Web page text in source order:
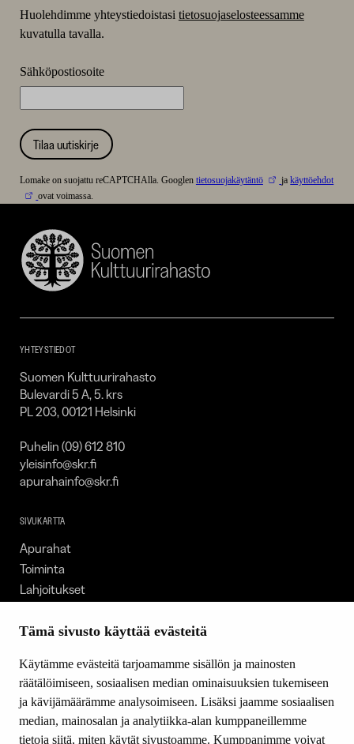
Tämä sivusto käyttää evästeitä
Käytämme evästeitä tarjoamamme sisällön ja mainosten
räätälöimiseen, sosiaalisen median ominaisuuksien tukemiseen
ja kävijämäärämme analysoimiseen. Lisäksi jaamme sosiaalisen
median, mainosalan ja analytiikka-alan kumppaneillemme
tietoja siitä, miten käytät sivustoamme. Kumppanimme voivat
Huolehdimme yhteystiedoistasi tietosuojaselosteessamme
kuvatulla tavalla.
Sähköpostiosoite
Tilaa uutiskirje
Lomake on suojattu reCAPTCHAlla. Googlen tietosuojakäytäntö jakäyttöehdot
ovat voimassa.
Suomen
Kulttuurirahasto
YHTEYSTIEDOT
Suomen Kulttuurirahasto
Bulevardi 5 A, 5. krs
PL 203, 00121 Helsinki
Puhelin (09) 612 810
yleisinfo@skr.fi
apurahainfo@skr.fi
SIVUKARTTA
Apurahat
Toiminta
Lahjoitukset
Ajankohtaista
Yhteystiedot
SEURAA MEITÄ